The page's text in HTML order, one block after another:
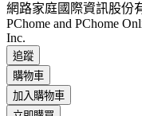
網路家庭國際資訊股份
PChome and PChome
Inc.
追蹤
購物車
加入購物車